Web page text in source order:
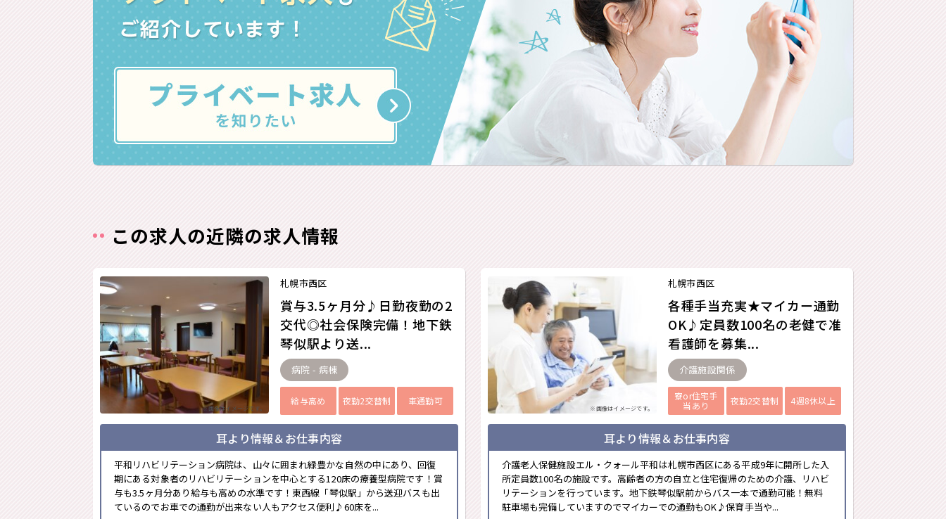
この求人の近隣の求人情報
※画像はイメージです。
札幌市西区
賞与3.5ヶ月分♪日勤夜勤の2
交代◎社会保険完備！地下鉄
琴似駅より送...
病院 - 病棟
給与高め 夜勤2交替制 車通勤可
耳より情報＆お仕事内容
平和リハビリテーション病院は、山々に囲まれ緑豊かな自然の中にあり、回復
期にある対象者のリハビリテーションを中心とする120床の療養型病院です！賞
与も3.5ヶ月分あり給与も高めの水準です！東西線「琴似駅」から送迎バスも出
ているのでお車での通勤が出来ない人もアクセス便利♪60床を...
※画像はイメージです。
札幌市西区
各種手当充実★マイカー通勤
OK♪定員数100名の老健で准
看護師を募集...
介護施設関係
寮or住宅手
当あり
夜勤2交替制 4週8休以上
耳より情報＆お仕事内容
介護老人保健施設エル・クォール平和は札幌市西区にある平成9年に開所した入
所定員数100名の施設です。高齢者の方の自立と住宅復帰のための介護、リハビ
リテーションを行っています。地下鉄琴似駅前からバス一本で通勤可能！無料
駐車場も完備していますのでマイカーでの通勤もOK♪保育手当や...